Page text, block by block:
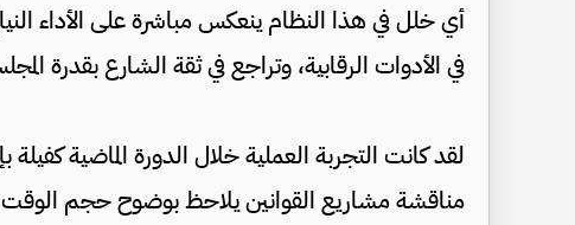
أي خلل في هذا النظام ينعكس مباشرة على الأداء
في الأدوات الرقابية، وتراجع في ثقة الشارع بقدرة
لقد كانت التجربة العملية خلال الدورة الماضية
مناقشة مشاريع القوانين يلاحظ بوضوح حجم الوقت